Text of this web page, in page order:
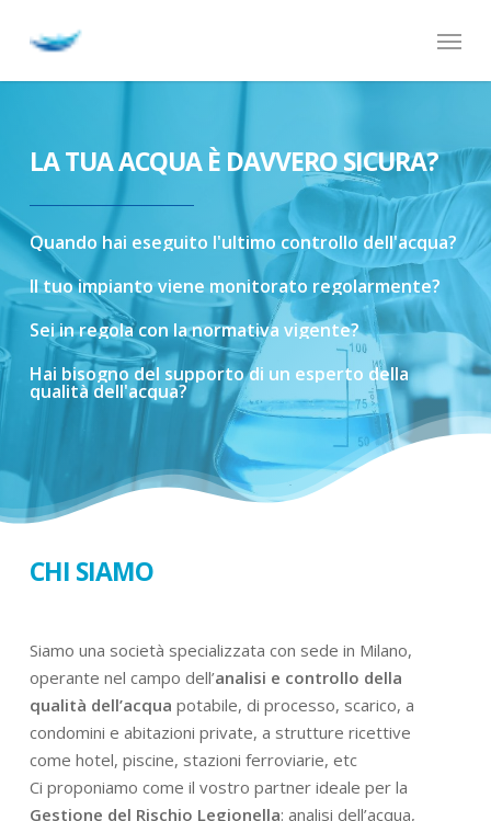
Menu
LA TUA ACQUA È DAVVERO SICURA?
Quando hai eseguito l'ultimo controllo dell'acqua?
Il tuoimpianto viene monitorato regolarmente?
Seiinregola con lanormativa vigente?
Hai bisognodel supportodi un esperto della
qualitàdell'acqua?
CHI SIAMO
Siamo una società specializzata con sede in Milano,
operante nel campo dell’analisi e controllo della
qualità dell’acqua potabile, di processo, scarico, a
condomini e abitazioni private, a strutture ricettive
come hotel, piscine, stazioni ferroviarie, etc
Ci proponiamo come il vostro partner ideale per la
Gestione del Rischio Legionella: analisi dell’acqua,